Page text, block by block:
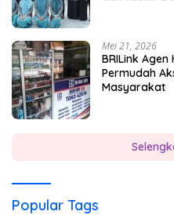
Mei 21, 2026
BRILink
Permudah
Masyarakat
Popular Tags